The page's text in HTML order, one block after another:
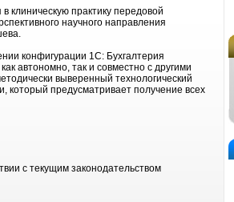
клиническую практику передовой
научного направления
конфигурации 1С: Бухгалтерия
автономно, так и совместно с другими
выверенный технологический
который предусматривает получение всех
с текущим законодательством